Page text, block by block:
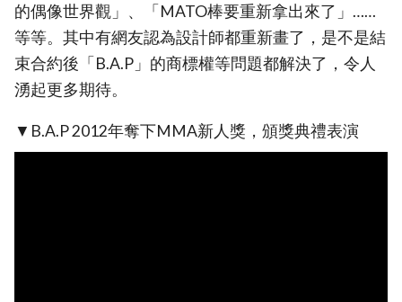
的偶像世界觀」、「MATO棒要重新拿出來了」……
等等。其中有網友認為設計師都重新畫了，是不是結
束合約後「B.A.P」的商標權等問題都解決了，令人
湧起更多期待。
▼B.A.P 2012年奪下MMA新人獎，頒獎典禮表演